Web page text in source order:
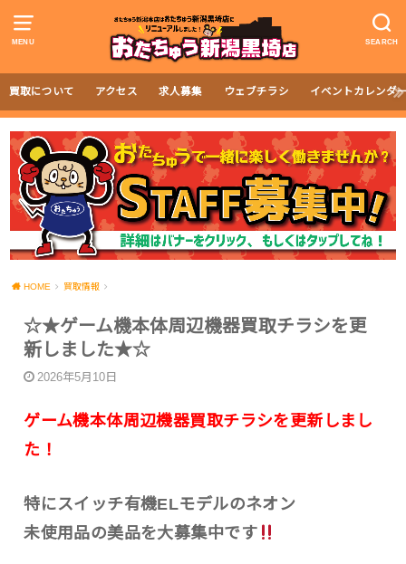
MENU SEARCH
買取について アクセス 求人募集 ウェブチラシ イベントカレンダ
HOME 買取情報
☆★ゲーム機本体周辺機器買取チラシを更
新しました★☆
2026年5月10日
ゲーム機本体周辺機器買取チラシを更新しまし
た！
特にスイッチ有機ELモデルのネオン
未使用品の美品を大募集中です